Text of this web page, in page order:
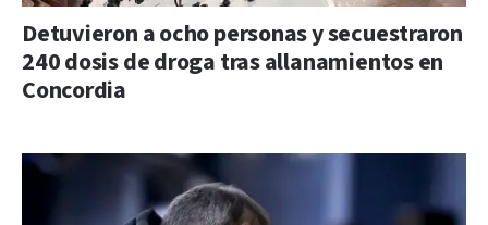
Detuvieron a ocho personas y secuestraron
240 dosis de droga tras allanamientos en
Concordia